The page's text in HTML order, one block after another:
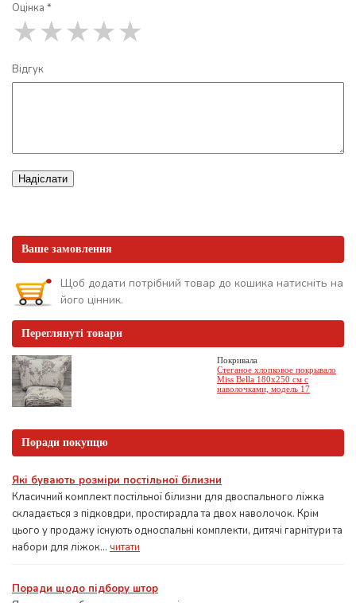
Оцінка *
★
★
★
★
★
Відгук
Надіслати
Ваше замовлення
Щоб додати потрібний товар до кошика натисніть на
його цінник.
Переглянуті товари
Покривала
Стеганое хлопковое покрывало
Miss Bella 180х250 см с
наволочками, модель 17
Поради покупцю
Які бувають розміри постільної білизни
Класичний комплект постільної білизни для двоспального ліжка
складається з підковдри, простирадла та двох наволочок. Крім
цього у продажу існують односпальні комплекти, дитячі гарнітури та
набори для ліжок... читати
Поради щодо підбору штор